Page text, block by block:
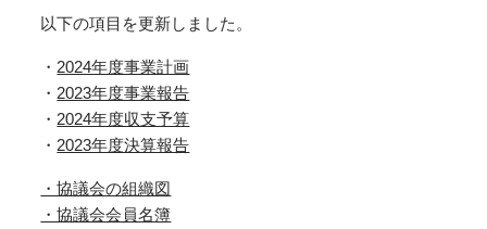
以下の項目を更新しました。
・ 2024年度事業計画
・ 2023年度事業報告
・ 2024年度収支予算
・ 2023年度決算報告
・協議会の組織図
・協議会会員名簿